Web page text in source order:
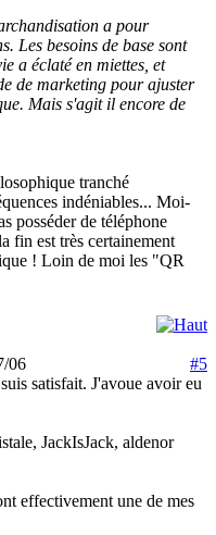
a pour
Les besoins de base sont
a éclaté en miettes, et
de marketing pour ajuster
Mais s'agit il encore de
tranché
indéniables... Moi-
posséder de téléphone
fin est très certainement
! Loin de moi les "QR
06
#5
satisfait. J'avoue avoir eu
JackIsJack, aldenor
effectivement une de mes